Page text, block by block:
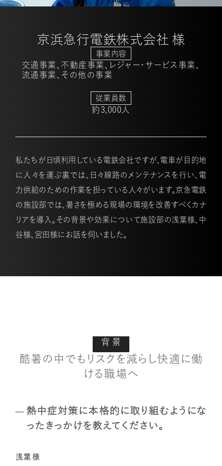
京浜急行電鉄株式会社 様
事業内容
交通事業、不動産事業、レジャー・サービス事業、
流通事業、その他の事業
従業員数
約3,000人
私たちが日頃利用している電鉄会社ですが、電車が目的地
に人々を運ぶ裏では、日々線路のメンテナンスを行い、電
力供給のための作業を担っている人々がいます。京急電鉄
の施設部では、暑さを極める現場の環境を改善すべくカナ
リアを導入。その背景や効果について施設部の浅葉様、中
谷様、宮田様にお話を伺いました。
背 景
酷暑の中でもリスクを減らし快適に働
ける職場へ
熱中症対策に本格的に取り組むようにな
ったきっかけを教えてください。
浅葉 様